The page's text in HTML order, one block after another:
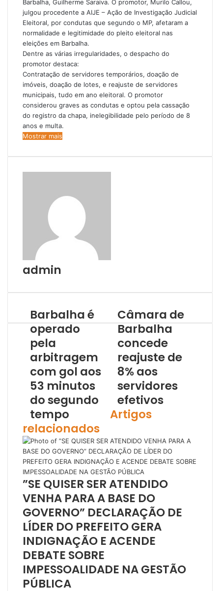
Barbalha, Guilherme Saraiva. O promotor, Murilo Callou,
julgou procedente a AIJE – Ação de Investigação Judicial
Eleitoral, por condutas que segundo o MP, afetaram a
normalidade e legitimidade do pleito eleitoral nas
eleições em Barbalha.
Dentre as várias irregularidades, o despacho do
promotor destaca:
Contratação de servidores temporários, doação de
imóveis, doação de lotes, e reajuste de servidores
municipais, tudo em ano eleitoral. O promotor
considerou graves as condutas e optou pela cassação
do registro da chapa, inelegibilidade pelo período de 8
anos e multa.
Mostrar mais
admin
Barbalha é
operado
pela
arbitragem
com gol aos
53 minutos
do segundo
tempo
Câmara de
Barbalha
concede
reajuste de
8% aos
servidores
efetivos
Artigos
relacionados
”SE QUISER SER ATENDIDO
VENHA PARA A BASE DO
GOVERNO” DECLARAÇÃO DE
LÍDER DO PREFEITO GERA
INDIGNAÇÃO E ACENDE
DEBATE SOBRE
IMPESSOALIDADE NA GESTÃO
PÚBLICA